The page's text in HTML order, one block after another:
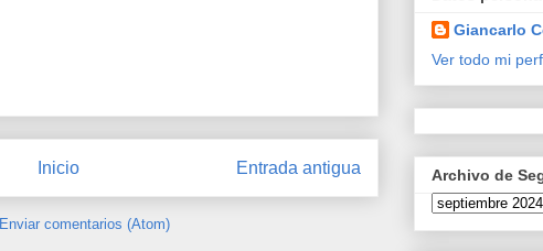
Entrada antigua
Inicio
Enviar comentarios (Atom)
Giancarlo
Ver todo mi
Archivo de